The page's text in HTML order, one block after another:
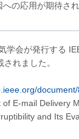
の応用が期待され
学会が発行する
れました。
E-mail Delivery
and Its